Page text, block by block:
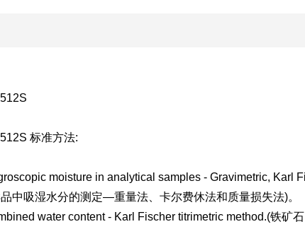
标准方法:
moisture in analytical samples - Gravimetric, Karl
中吸湿水分的测定—重量法、卡尔费休法和质量损失法)。
water content - Karl Fischer titrimetric method.(铁矿